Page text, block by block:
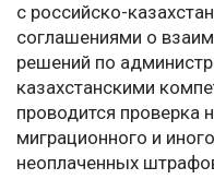
с российско-
соглашениями о
решений по
казахстанскими
проводится проверка
миграционного и
неоплаченных